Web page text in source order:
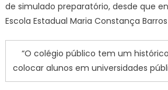
de simulado preparatório, desde que
Escola Estadual Maria Constança
“O colégio público tem um
colocar alunos em universidades